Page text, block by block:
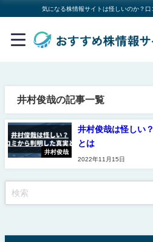
気になる株情報サイトは怪しいのか？
井村俊哉の記事一覧
井村俊哉
井村俊哉は怪しい
とは
2022年11月15日